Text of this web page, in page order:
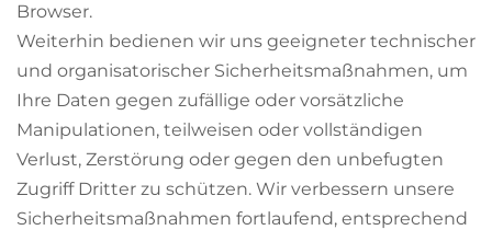
Browser.
Weiterhin bedienen wir uns geeigneter technischer
und organisatorischer Sicherheitsmaßnahmen, um
Ihre Daten gegen zufällige oder vorsätzliche
Manipulationen, teilweisen oder vollständigen
Verlust, Zerstörung oder gegen den unbefugten
Zugriff Dritter zu schützen. Wir verbessern unsere
Sicherheitsmaßnahmen fortlaufend, entsprechend